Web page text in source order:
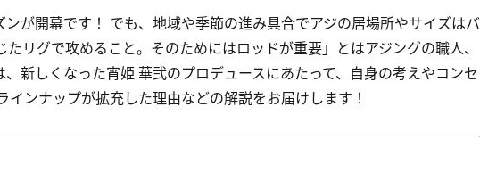
が開幕です！ でも、地域や季節の進み具合でアジの居場所やサイズはバ
リグで攻めること。そのためにはロッドが重要」とはアジングの職人、
新しくなった宵姫 華弐のプロデュースにあたって、自身の考えやコンセ
インナップが拡充した理由などの解説をお届けします！